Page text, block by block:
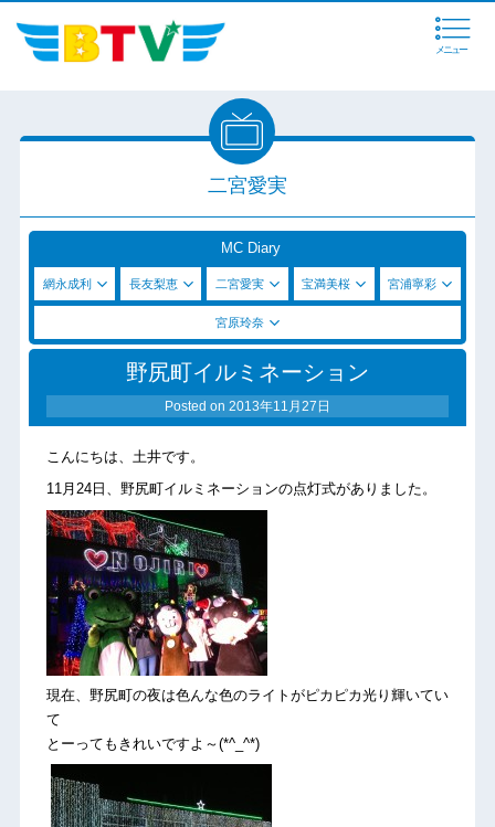
メニュー
二宮愛実
MC Diary
網永成利 長友梨恵 二宮愛実 宝満美桜 宮浦寧彩
宮原玲奈
野尻町イルミネーション
Posted on 2013年11月27日
こんにちは、土井です。
11月24日、野尻町イルミネーションの点灯式がありました。
現在、野尻町の夜は色んな色のライトがピカピカ光り輝いてい
て
とーってもきれいですよ～(*^_^*)